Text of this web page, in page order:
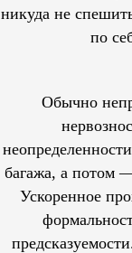
никуда не
по
Обычно
багажа, а потом
Ускоренное